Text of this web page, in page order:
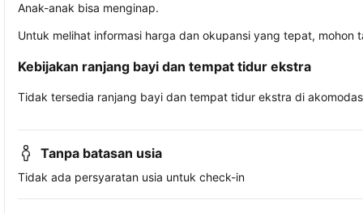
Anak-anak bisa menginap.
Untuk melihat informasi harga dan okupansi yang tepat,
Kebijakan ranjang bayi dan tempat tidur ekstra
Tidak tersedia ranjang bayi dan tempat tidur ekstra di
Tanpa batasan usia
Tidak ada persyaratan usia untuk check-in